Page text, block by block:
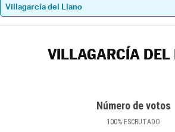
VILLAGARCÍA DEL
Número de votos
100% ESCRUTADO